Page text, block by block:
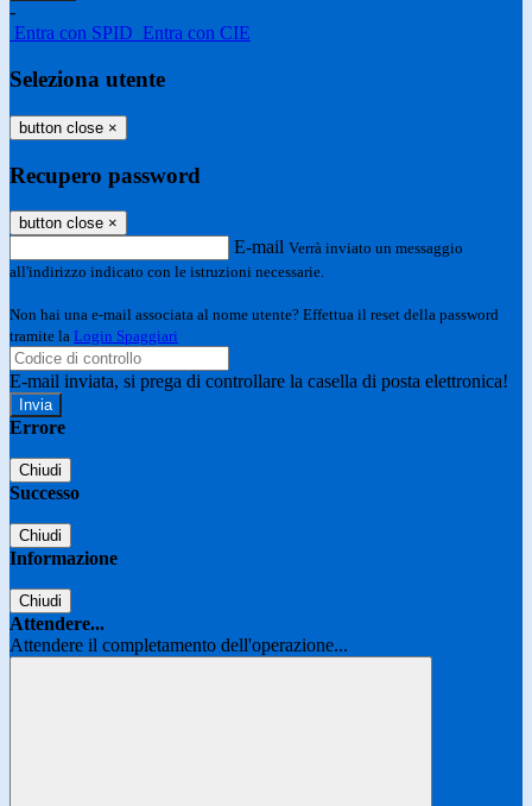
-
Entra con SPID Entra con CIE
Seleziona utente
button close ×
Recupero password
button close ×
E-mail Verrà inviato un messaggio
all'indirizzo indicato con le istruzioni necessarie.
Non hai una e-mail associata al nome utente? Effettua il reset della password
tramite la Login Spaggiari
E-mail inviata, si prega di controllare la casella di posta elettronica!
Errore
Chiudi
Successo
Chiudi
Informazione
Chiudi
Attendere...
Attendere il completamento dell'operazione...